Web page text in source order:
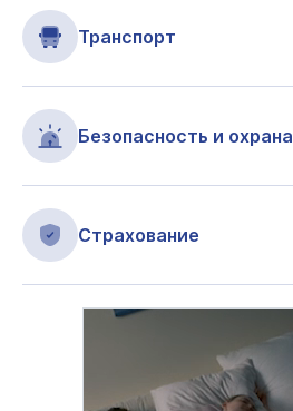
Транспорт
Безопасность и охрана
Страхование